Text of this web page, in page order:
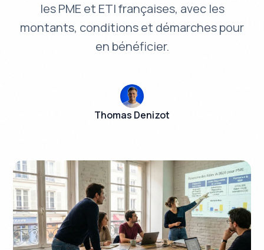
les PME et ETI françaises, avec les
montants, conditions et démarches pour
en bénéficier.
Thomas Denizot